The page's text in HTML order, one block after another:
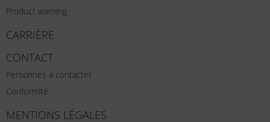
Product warning
CARRIÈRE
CONTACT
Personnes à contacter
Conformité
MENTIONS LÉGALES